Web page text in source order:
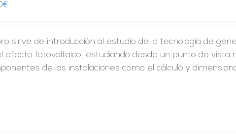
€
sirve de introducción al estudio de la tecnología de
efecto fotovoltaico, estudiando desde un punto de vista
de las instalaciones como el cálculo y